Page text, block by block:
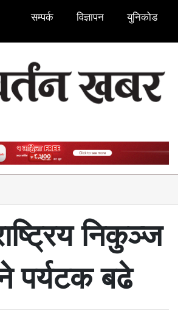
सम्पर्क विज्ञापन युनिकोड
निकुञ्ज
पर्यटक बढे